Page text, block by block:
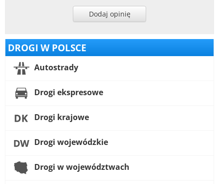
Dodaj opinię
DROGI W POLSCE
Autostrady
Drogi ekspresowe
Drogi krajowe
Drogi wojewódzkie
Drogi w województwach